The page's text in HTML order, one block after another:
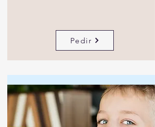
Pedir